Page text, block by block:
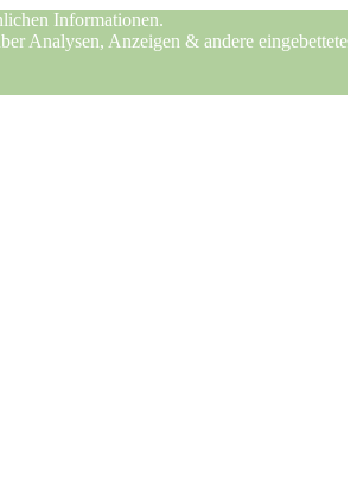
Informationen.
Analysen, Anzeigen & andere eingebettete